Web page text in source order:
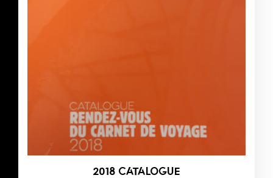
2018 CATALOGUE